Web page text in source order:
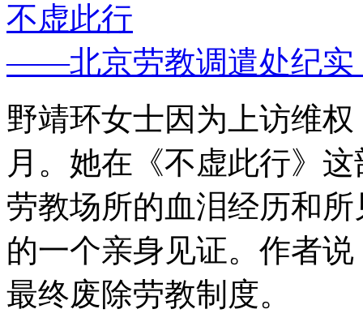
不虚此行
——北京劳教调遣处纪实
野靖环女士因为上访维
月。她在《不虚此行》
劳教场所的血泪经历和
的一个亲身见证。作者
最终废除劳教制度。